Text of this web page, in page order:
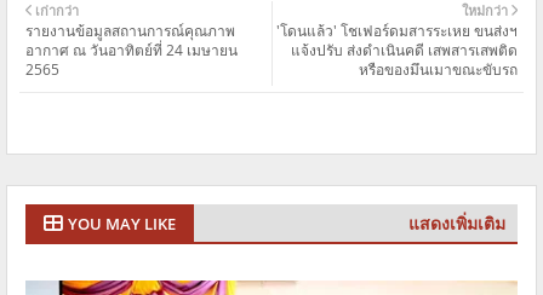
ใหม่กว่า
'โดนแล้ว' โชเฟอร์ดมสารระเหย ขนส่งฯ
แจ้งปรับ ส่งดำเนินคดี เสพสารเสพติด
หรือของมึนเมาขณะขับรถ
เก่ากว่า
รายงานข้อมูลสถานการณ์คุณภาพ
อากาศ ณ วันอาทิตย์ที่ 24 เมษายน
2565
YOU MAY LIKE แสดงเพิ่มเติม